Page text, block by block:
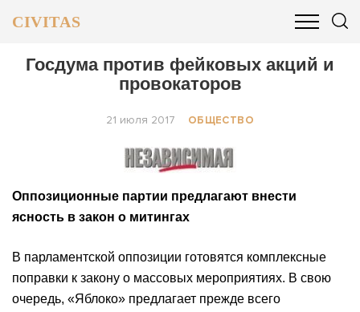
CIVITAS
ОБЩЕСТВО БИЗНЕС И ФИНАНСЫ
Госдума против фейковых акций и
провокаторов
21 июля 2017 ОБЩЕСТВО
Оппозиционные партии предлагают внести
ясность в закон о митингах
В парламентской оппозиции готовятся комплексные
поправки к закону о массовых мероприятиях. В свою
очередь, «Яблоко» предлагает прежде всего